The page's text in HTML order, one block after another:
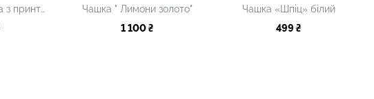
Чашка керамічна з принтом, 220 мл
Чашка " Лимони золото"
1 100 ₴
Чашка «Шпіц» білий
499 ₴